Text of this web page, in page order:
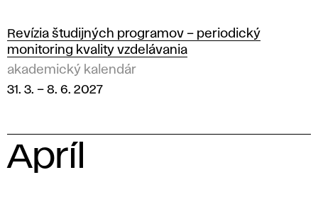
Revízia študijných programov – periodický
monitoring kvality vzdelávania
akademický kalendár
31. 3. – 8. 6. 2027
Apríl